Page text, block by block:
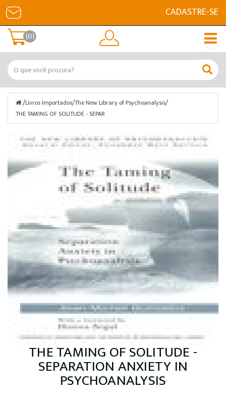
CADASTRE-SE
(0)
/Livros Importados/The New Library of Psychoanalysis/
THE TAMING OF SOLITUDE - SEPAR
THE TAMING OF SOLITUDE -
SEPARATION ANXIETY IN
PSYCHOANALYSIS